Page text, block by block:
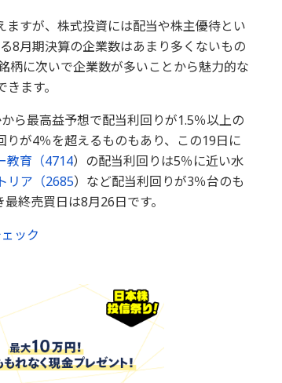
すが、株式投資には配当や株主優待とい
8月期決算の企業数はあまり多くないもの
柄に次いで企業数が多いことから魅力的な
ます。
ら最高益予想で配当利回りが1.5％以上の
が4％を超えるものもあり、この19日に
教育（4714）の配当利回りは5％に近い水
リア（2685）など配当利回りが3％台のも
終売買日は8月26日です。
ック